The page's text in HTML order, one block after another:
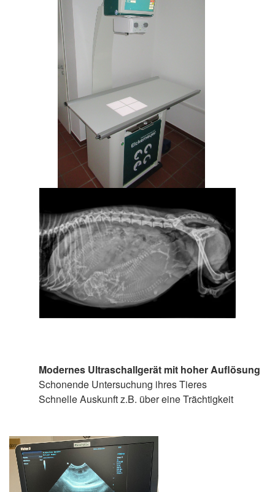
Modernes Ultraschallgerät mit hoher Auflösung
Schonende Untersuchung ihres Tieres
Schnelle Auskunft z.B. über eine Trächtigkeit